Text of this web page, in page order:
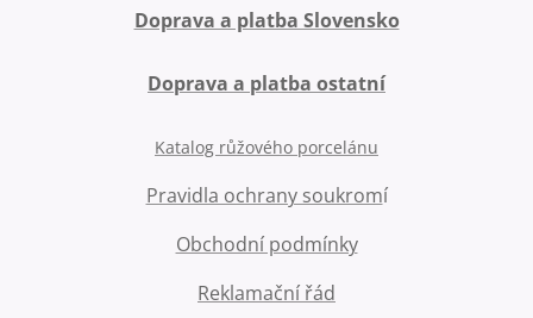
Doprava a platba Slovensko
Doprava a platba ostatní
Katalog růžového porcelánu
Pravidla ochrany soukromí
Obchodní podmínky
Reklamační řád